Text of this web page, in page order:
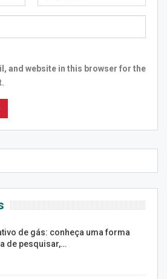
and website in this browser for the
de gás: conheça uma forma
de pesquisar,…